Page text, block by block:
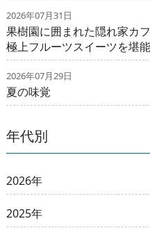
2026年07月31日
果樹園に囲まれた隠れ家カ
極上フルーツスイーツを堪能
2026年07月29日
夏の味覚
年代別
2026年
2025年